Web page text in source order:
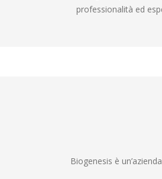
professionalità ed
Biogenesis è